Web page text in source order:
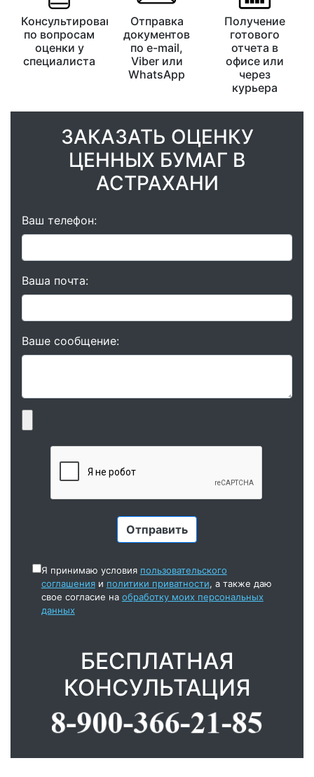
Консультирование
по вопросам
оценки у
специалиста
Отправка
документов
по e-mail,
Viber или
WhatsApp
Получение
готового
отчета в
офисе или
через
курьера
ЗАКАЗАТЬ ОЦЕНКУ
ЦЕННЫХ БУМАГ В
АСТРАХАНИ
Ваш телефон:
Ваша почта:
Ваше сообщение:
Я принимаю условия пользовательского
соглашенияи политики приватности, а также даю
свое согласие на обработку моих персональных
данных
БЕСПЛАТНАЯ
КОНСУЛЬТАЦИЯ